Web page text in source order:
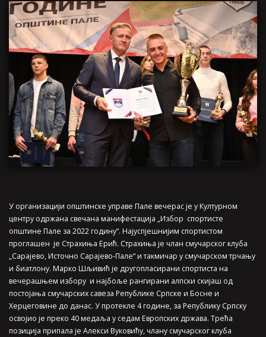
У организацији општинске управе Пале вечерас је у Културном
центру одржана свечана манифестација „Избор спортисте
општине Пале за 2022 годину“. Најуспјешнијим спортистом
проглашен је Страхиња Ерић. Страхиња је члан смучарског клуба
„Сарајево, Источно Сарајево-Пале“ и такмичар у смучарском трчању
и биатлону. Марко Шљивић је другопласирани спортиста на
вечерашњем избору и најбоље рангирани алпски скијаш од
постојања смучарских савеза Републике Српске и Босне и
Херцеговине до данас. У протекле 4 године, за Републику Српску
освојио је преко 40 медаља у седам Европских држава. Трећа
позиција припала је Алекси Вуковићу, члану смучарског клуба